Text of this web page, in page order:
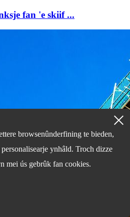
fan 'e skiif ...
browsenûnderfining te bieden,
ynhâld. Troch dizze
mei ús gebrûk fan cookies.